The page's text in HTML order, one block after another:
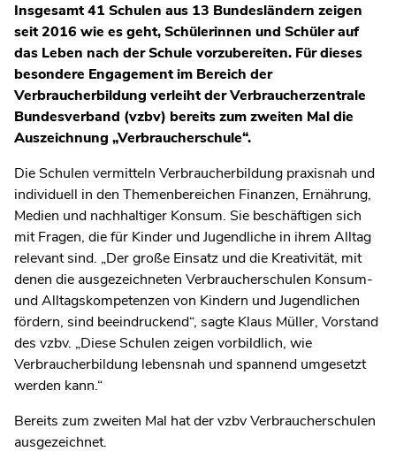
Insgesamt 41 Schulen aus 13 Bundesländern zeigen
seit 2016 wie es geht, Schülerinnen und Schüler auf
das Leben nach der Schule vorzubereiten. Für dieses
besondere Engagement im Bereich der
Verbraucherbildung verleiht der Verbraucherzentrale
Bundesverband (vzbv) bereits zum zweiten Mal die
Auszeichnung „Verbraucherschule“.
Die Schulen vermitteln Verbraucherbildung praxisnah und
individuell in den Themenbereichen Finanzen, Ernährung,
Medien und nachhaltiger Konsum. Sie beschäftigen sich
mit Fragen, die für Kinder und Jugendliche in ihrem Alltag
relevant sind. „Der große Einsatz und die Kreativität, mit
denen die ausgezeichneten Verbraucherschulen Konsum-
und Alltagskompetenzen von Kindern und Jugendlichen
fördern, sind beeindruckend“, sagte Klaus Müller, Vorstand
des vzbv. „Diese Schulen zeigen vorbildlich, wie
Verbraucherbildung lebensnah und spannend umgesetzt
werden kann.“
Bereits zum zweiten Mal hat der vzbv Verbraucherschulen
ausgezeichnet.